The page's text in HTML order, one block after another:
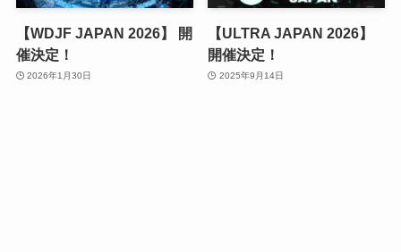
【WDJF JAPAN 2026】 開
催決定！
2026年1月30日
【ULTRA JAPAN 2026】
開催決定！
2025年9月14日